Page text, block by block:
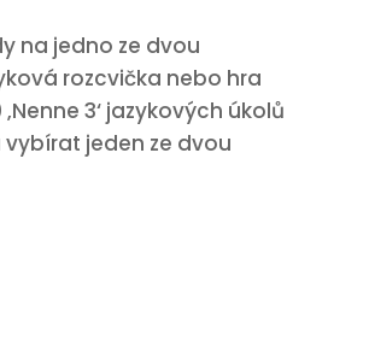
na jedno ze dvou
rozcvička nebo hra
3‘ jazykových úkolů
jeden ze dvou